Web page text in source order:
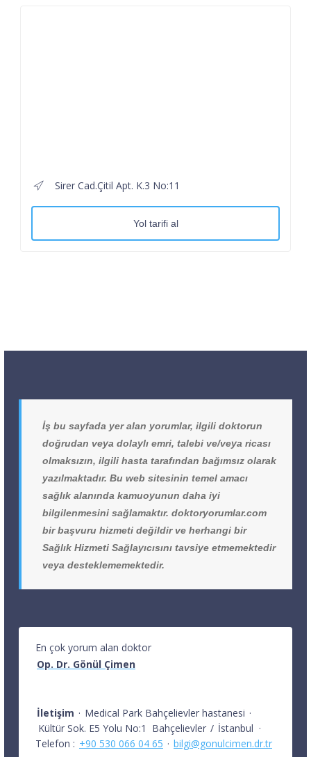
Sirer Cad.Çitil Apt. K.3 No:11
Yol tarifi al
İş bu sayfada yer alan yorumlar, ilgili doktorun
doğrudan veya dolaylı emri, talebi ve/veya ricası
olmaksızın, ilgili hasta tarafından bağımsız olarak
yazılmaktadır. Bu web sitesinin temel amacı
sağlık alanında kamuoyunun daha iyi
bilgilenmesini sağlamaktır. doktoryorumlar.com
bir başvuru hizmeti değildir ve herhangi bir
Sağlık Hizmeti Sağlayıcısını tavsiye etmemektedir
veya desteklememektedir.
En çok yorum alan doktor
Op. Dr. Gönül Çimen
İletişim · Medical Park Bahçelievler hastanesi ·
Kültür Sok. E5 Yolu No:1
Bahçelievler / İstanbul ·
Telefon : +90 530 066 04 65 · bilgi@gonulcimen.dr.tr